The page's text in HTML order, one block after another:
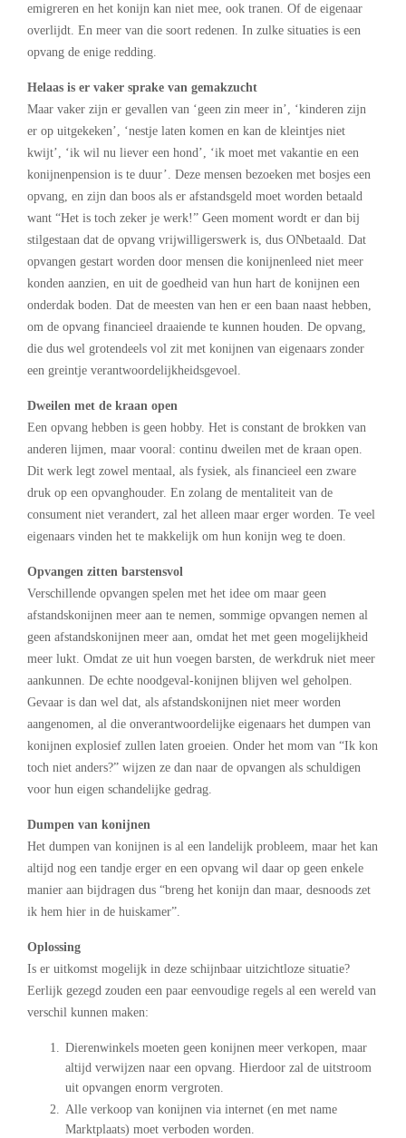
emigreren en het konijn kan niet mee, ook tranen. Of de eigenaar
overlijdt. En meer van die soort redenen. In zulke situaties is een
opvang de enige redding.
Helaas is er vaker sprake van gemakzucht
Maar vaker zijn er gevallen van ‘geen zin meer in’, ‘kinderen zijn
er op uitgekeken’, ‘nestje laten komen en kan de kleintjes niet
kwijt’, ‘ik wil nu liever een hond’, ‘ik moet met vakantie en een
konijnenpension is te duur’. Deze mensen bezoeken met bosjes een
opvang, en zijn dan boos als er afstandsgeld moet worden betaald
want “Het is toch zeker je werk!” Geen moment wordt er dan bij
stilgestaan dat de opvang vrijwilligerswerk is, dus ONbetaald. Dat
opvangen gestart worden door mensen die konijnenleed niet meer
konden aanzien, en uit de goedheid van hun hart de konijnen een
onderdak boden. Dat de meesten van hen er een baan naast hebben,
om de opvang financieel draaiende te kunnen houden. De opvang,
die dus wel grotendeels vol zit met konijnen van eigenaars zonder
een greintje verantwoordelijkheidsgevoel.
Dweilen met de kraan open
Een opvang hebben is geen hobby. Het is constant de brokken van
anderen lijmen, maar vooral: continu dweilen met de kraan open.
Dit werk legt zowel mentaal, als fysiek, als financieel een zware
druk op een opvanghouder. En zolang de mentaliteit van de
consument niet verandert, zal het alleen maar erger worden. Te veel
eigenaars vinden het te makkelijk om hun konijn weg te doen.
Opvangen zitten barstensvol
Verschillende opvangen spelen met het idee om maar geen
afstandskonijnen meer aan te nemen, sommige opvangen nemen al
geen afstandskonijnen meer aan, omdat het met geen mogelijkheid
meer lukt. Omdat ze uit hun voegen barsten, de werkdruk niet meer
aankunnen. De echte noodgeval-konijnen blijven wel geholpen.
Gevaar is dan wel dat, als afstandskonijnen niet meer worden
aangenomen, al die onverantwoordelijke eigenaars het dumpen van
konijnen explosief zullen laten groeien. Onder het mom van “Ik kon
toch niet anders?” wijzen ze dan naar de opvangen als schuldigen
voor hun eigen schandelijke gedrag.
Dumpen van konijnen
Het dumpen van konijnen is al een landelijk probleem, maar het kan
altijd nog een tandje erger en een opvang wil daar op geen enkele
manier aan bijdragen dus “breng het konijn dan maar, desnoods zet
ik hem hier in de huiskamer”.
Oplossing
Is er uitkomst mogelijk in deze schijnbaar uitzichtloze situatie?
Eerlijk gezegd zouden een paar eenvoudige regels al een wereld van
verschil kunnen maken:
Dierenwinkels moeten geen konijnen meer verkopen, maar
altijd verwijzen naar een opvang. Hierdoor zal de uitstroom
uit opvangen enorm vergroten.
Alle verkoop van konijnen via internet (en met name
Marktplaats) moet verboden worden.